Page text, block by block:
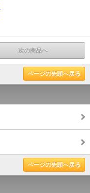
次の商品へ
ページの先頭へ戻る
ページの先頭へ戻る